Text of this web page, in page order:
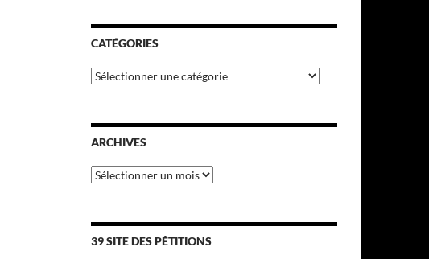
CATÉGORIES
Catégories
ARCHIVES
Archives
39 SITE DES PÉTITIONS